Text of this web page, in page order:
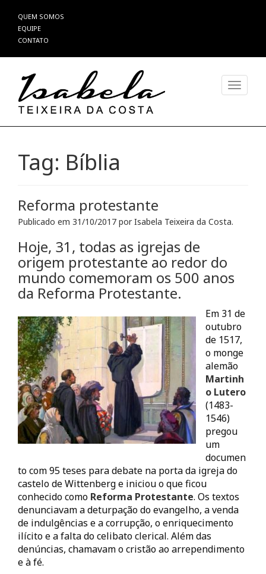
Pular
para
o
QUEM SOMOS
EQUIPE
CONTATO
Tag: Bíblia
Reforma protestante
Publicado em 31/10/2017 porIsabela Teixeira da Costa.
Hoje, 31, todas as igrejas de
origem protestante ao redor do
mundo comemoram os 500 anos
da Reforma Protestante.
Em 31 de
outubro
de 1517,
o monge
alemão
Martinh
o Lutero
(1483-
1546)
pregou
um
documen
to com 95 teses para debate na porta da igreja do
castelo de Wittenberg e iniciou o que ficou
conhecido como Reforma Protestante. Os textos
denunciavam a deturpação do evangelho, a venda
de indulgências e a corrupção, o enriquecimento
ilícito e a falta do celibato clerical. Além das
denúncias, chamavam o cristão ao arrependimento
e à fé.